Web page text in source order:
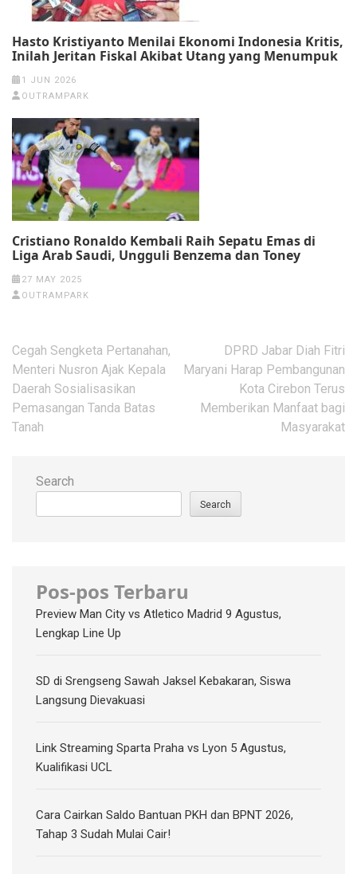
Hasto Kristiyanto Menilai Ekonomi Indonesia Kritis,
Inilah Jeritan Fiskal Akibat Utang yang Menumpuk
1 JUN 2026
OUTRAMPARK
Cristiano Ronaldo Kembali Raih Sepatu Emas di
Liga Arab Saudi, Ungguli Benzema dan Toney
27 MAY 2025
OUTRAMPARK
Post
navigation
Cegah Sengketa Pertanahan,
Menteri Nusron Ajak Kepala
Daerah Sosialisasikan
Pemasangan Tanda Batas
Tanah
DPRD Jabar Diah Fitri
Maryani Harap Pembangunan
Kota Cirebon Terus
Memberikan Manfaat bagi
Masyarakat
Search
Search
Pos-pos Terbaru
Preview Man City vs Atletico Madrid 9 Agustus,
Lengkap Line Up
SD di Srengseng Sawah Jaksel Kebakaran, Siswa
Langsung Dievakuasi
Link Streaming Sparta Praha vs Lyon 5 Agustus,
Kualifikasi UCL
Cara Cairkan Saldo Bantuan PKH dan BPNT 2026,
Tahap 3 Sudah Mulai Cair!